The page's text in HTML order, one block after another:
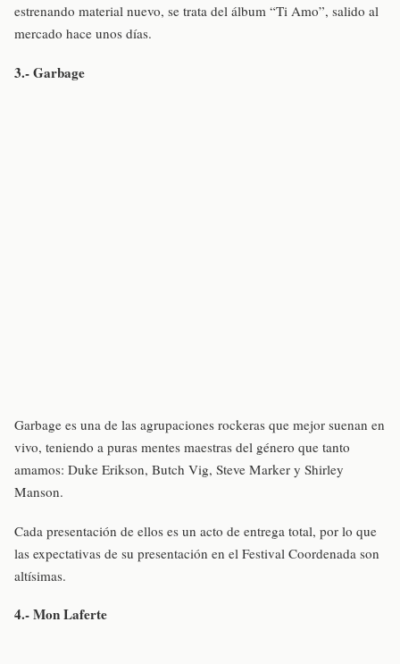
estrenando material nuevo, se trata del álbum “Ti Amo”, salido al
mercado hace unos días.
3.- Garbage
Garbage es una de las agrupaciones rockeras que mejor suenan en
vivo, teniendo a puras mentes maestras del género que tanto
amamos: Duke Erikson, Butch Vig, Steve Marker y Shirley
Manson.
Cada presentación de ellos es un acto de entrega total, por lo que
las expectativas de su presentación en el Festival Coordenada son
altísimas.
4.- Mon Laferte